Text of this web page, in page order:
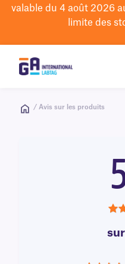
valable du 4 août 2026
limite des
/ Avis sur les produits